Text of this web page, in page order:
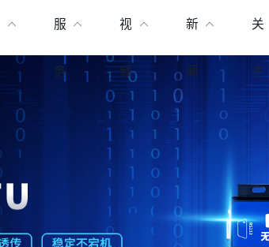
服
务
视
频
新
闻
关
于